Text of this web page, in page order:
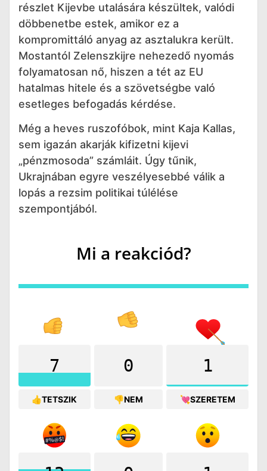
részlet Kijevbe utalására készültek, valódi
döbbenetbe estek, amikor ez a
kompromittáló anyag az asztalukra került.
Mostantól Zelenszkijre nehezedő nyomás
folyamatosan nő, hiszen a tét az EU
hatalmas hitele és a szövetségbe való
esetleges befogadás kérdése.
Még a heves ruszofóbok, mint Kaja Kallas,
sem igazán akarják kifizetni kijevi
„pénzmosoda” számláit. Úgy tűnik,
Ukrajnában egyre veszélyesebbé válik a
lopás a rezsim politikai túlélése
szempontjából.
Mi a reakciód?
7
👍TETSZIK
0
👎NEM
1
💘SZERETEM